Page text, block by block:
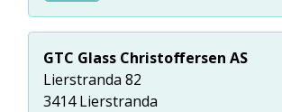
GTC Glass Christoffersen AS
Lierstranda 82
3414 Lierstranda